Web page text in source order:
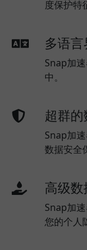
度保护特
多语
Snap加
中。
超群
Snap加
数据安全
高级
Snap加
您的个人